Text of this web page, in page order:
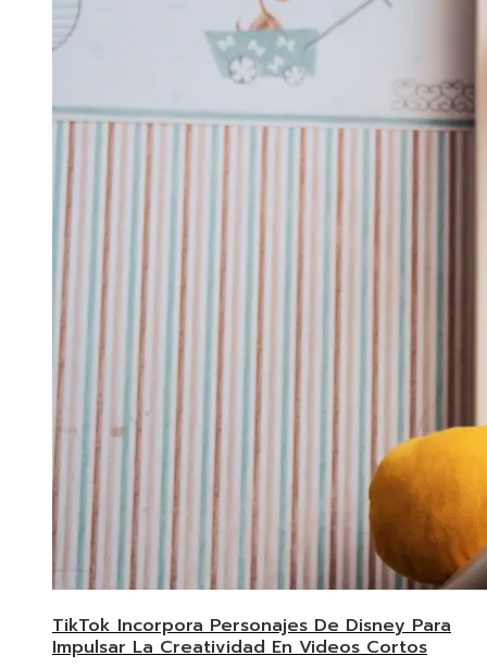
TikTok Incorpora Personajes De Disney Para
Impulsar La Creatividad En Videos Cortos